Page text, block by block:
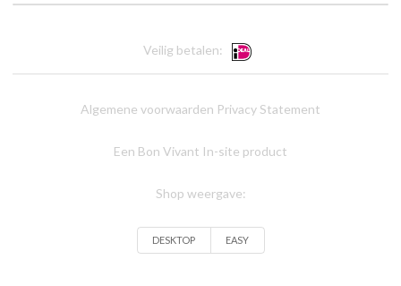
Veilig betalen:
Algemene voorwaarden Privacy Statement
Een Bon Vivant In-site product
Shop weergave:
DESKTOP EASY